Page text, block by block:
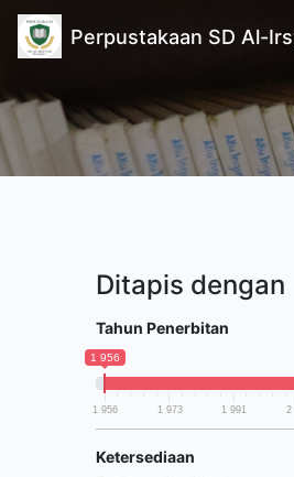
Perpustakaan SD Al-
Ditapis dengan
Tahun Penerbitan
1 956
1 956 1 973 1 991 2
Ketersediaan